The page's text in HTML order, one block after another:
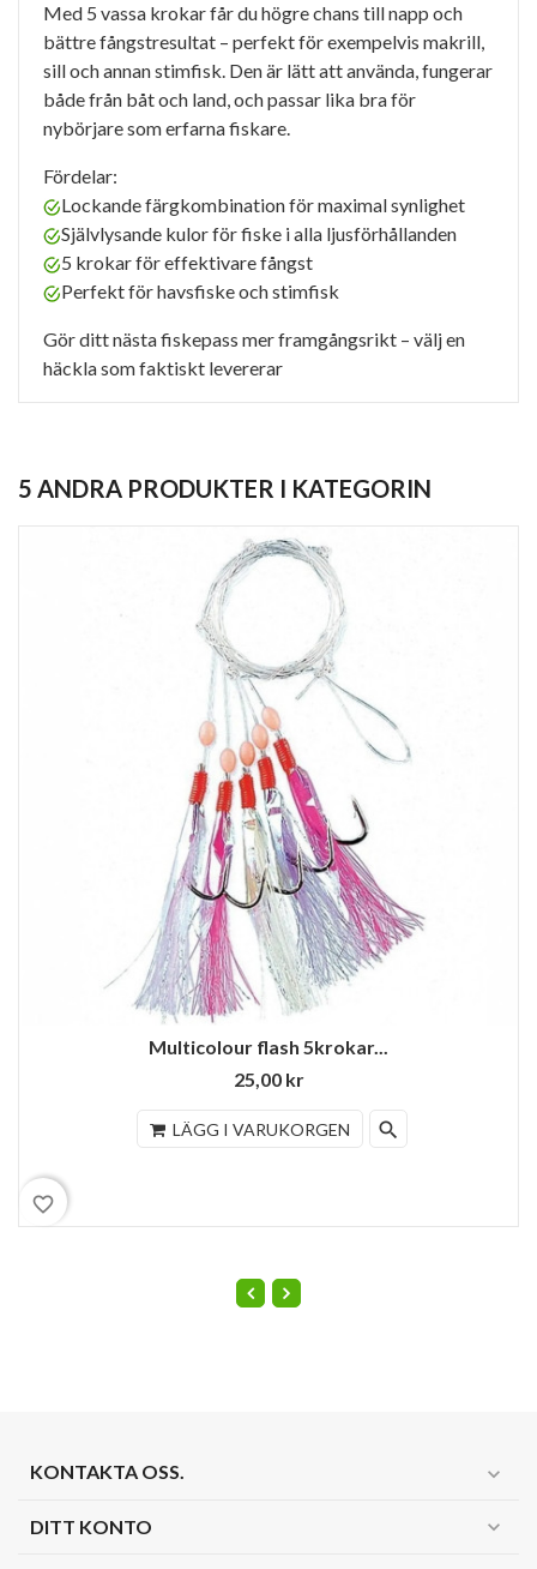
Med 5 vassa krokar får du högre chans till napp och
bättre fångstresultat – perfekt för exempelvis makrill,
sill och annan stimfisk. Den är lätt att använda, fungerar
både från båt och land, och passar lika bra för
nybörjare som erfarna fiskare.
Fördelar:
Lockande färgkombination för maximal synlighet
Självlysande kulor för fiske i alla ljusförhållanden
5 krokar för effektivare fångst
Perfekt för havsfiske och stimfisk
Gör ditt nästa fiskepass mer framgångsrikt – välj en
häckla som faktiskt levererar
5 ANDRA PRODUKTER I KATEGORIN
Multicolour flash 5krokar...
25,00 kr
LÄGG I VARUKORGEN search
favorite_border
KONTAKTA OSS. expand_more
DITT KONTO expand_more